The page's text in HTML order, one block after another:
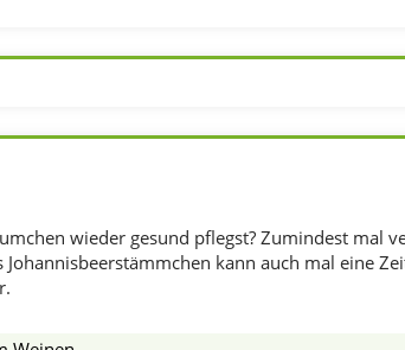
wieder gesund pflegst? Zumindest mal
Johannisbeerstämmchen kann auch mal eine